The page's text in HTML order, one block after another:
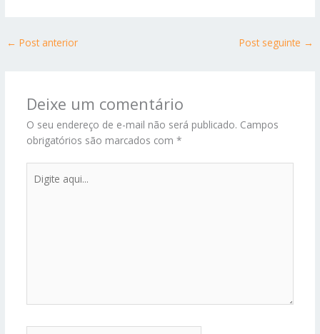
← Post anterior Post seguinte →
Deixe um comentário
O seu endereço de e-mail não será publicado. Campos
obrigatórios são marcados com *
aqui...